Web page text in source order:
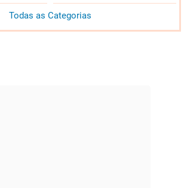
Todas as Categorias